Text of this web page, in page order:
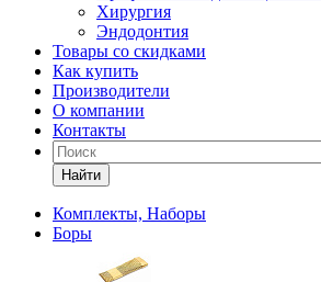
Хирургия
Эндодонтия
Товары со скидками
Как купить
Производители
О компании
Контакты
Найти
Комплекты, Наборы
Боры